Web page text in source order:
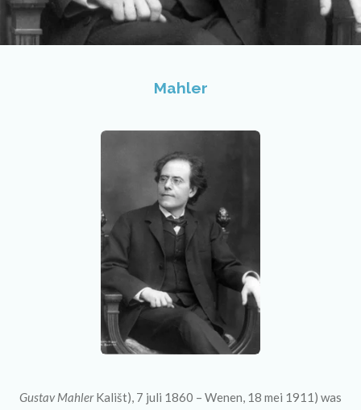
Mahler
Gustav MahlerKališt), 7 juli 1860 – Wenen, 18 mei 1911) was